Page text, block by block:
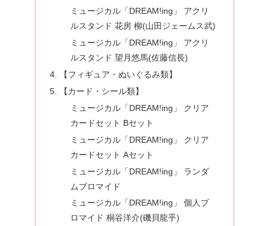
ミュージカル「DREAM!ing」 アクリ
ルスタンド 花房 柳(山田ジェームス武)
ミュージカル「DREAM!ing」 アクリ
ルスタンド 望月悠馬(佐藤信長)
【フィギュア・ぬいぐるみ類】
【カード・シール類】
ミュージカル「DREAM!ing」 クリア
カードセット Bセット
ミュージカル「DREAM!ing」 クリア
カードセット Aセット
ミュージカル「DREAM!ing」 ランダ
ムブロマイド
ミュージカル「DREAM!ing」 個人ブ
ロマイド 桐谷洋介(磯貝龍乎)